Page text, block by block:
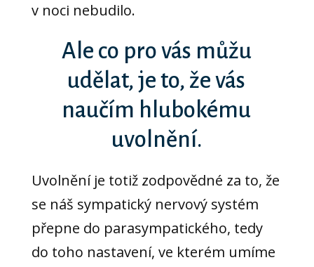
v noci nebudilo.
Ale co pro vás můžu
udělat, je to, že vás
naučím hlubokému
uvolnění.
Uvolnění je totiž zodpovědné za to, že
se náš sympatický nervový systém
přepne do parasympatického, tedy
do toho nastavení, ve kterém umíme